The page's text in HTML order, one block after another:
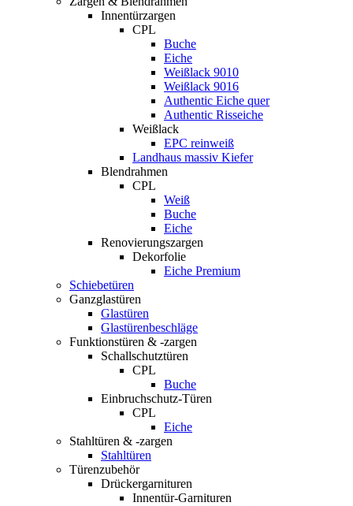
Innentürzargen
CPL
Buche
Eiche
Weißlack 9010
Weißlack 9016
Authentic Eiche quer
Authentic Risseiche
Weißlack
EPC reinweiß
Landhaus massiv Kiefer
Blendrahmen
CPL
Weiß
Buche
Eiche
Renovierungszargen
Dekorfolie
Eiche Premium
Schiebetüren
Ganzglastüren
Glastüren
Glastürenbeschläge
Funktionstüren & -zargen
Schallschutztüren
CPL
Buche
Einbruchschutz-Türen
CPL
Eiche
Stahltüren & -zargen
Stahltüren
Türenzubehör
Drückergarnituren
Innentür-Garnituren